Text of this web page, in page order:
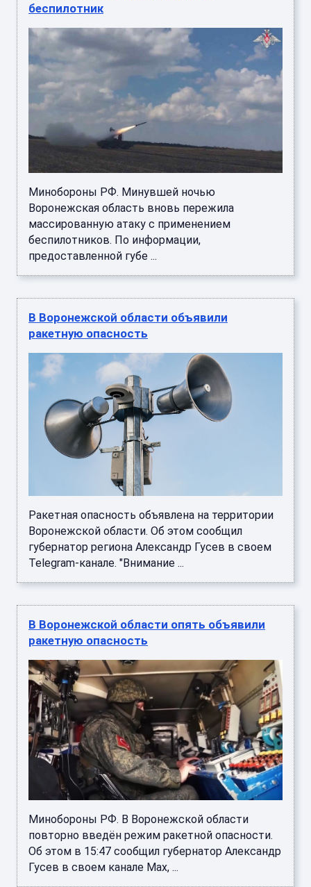
беспилотник
Минобороны РФ. Минувшей ночью
Воронежская область вновь пережила
массированную атаку с применением
беспилотников. По информации,
предоставленной губе ...
В Воронежской области объявили
ракетную опасность
Ракетная опасность объявлена на территории
Воронежской области. Об этом сообщил
губернатор региона Александр Гусев в своем
Telegram-канале. "Внимание ...
В Воронежской области опять объявили
ракетную опасность
Минобороны РФ. В Воронежской области
повторно введён режим ракетной опасности.
Об этом в 15:47 сообщил губернатор Александр
Гусев в своем канале Мах, ...